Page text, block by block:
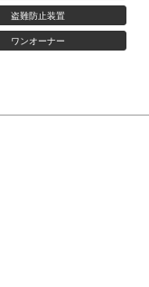
盗難防止装置
ワンオーナー